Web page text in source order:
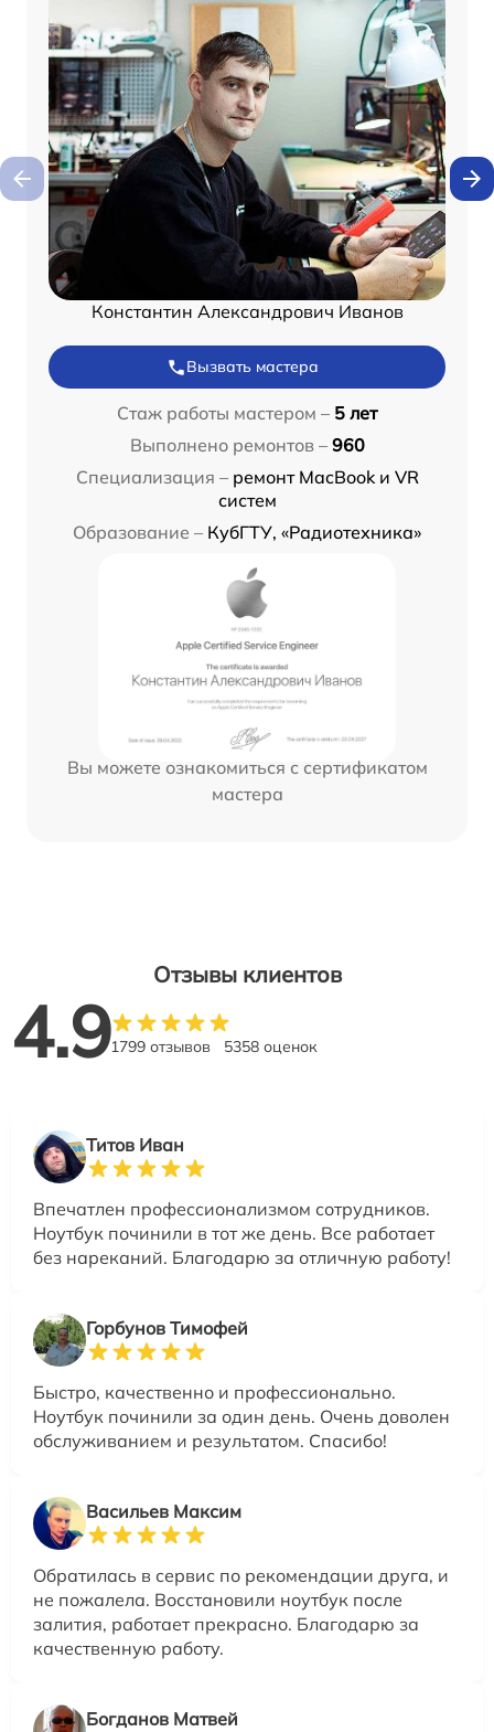
Константин Александрович Иванов
Вызвать мастера
Стаж работы мастером – 5 лет
Выполнено ремонтов – 960
Специализация – ремонт MacBook и VR
систем
Образование – КубГТУ, «Радиотехника»
Вы можете ознакомиться с сертификатом
мастера
Отзывы клиентов
4.91799 отзывов 5358 оценок
Титов Иван
Впечатлен профессионализмом сотрудников.
Ноутбук починили в тот же день. Все работает
без нареканий. Благодарю за отличную работу!
Горбунов Тимофей
Быстро, качественно и профессионально.
Ноутбук починили за один день. Очень доволен
обслуживанием и результатом. Спасибо!
Васильев Максим
Обратилась в сервис по рекомендации друга, и
не пожалела. Восстановили ноутбук после
залития, работает прекрасно. Благодарю за
качественную работу.
Богданов Матвей